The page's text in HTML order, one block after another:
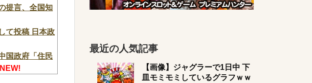
提言、全国知
て投稿 日本政
国政府「住民
NEW!
最近の人気記事
【画像】ジャグラーで1日中 下
皿モミモミしているグラフｗｗ